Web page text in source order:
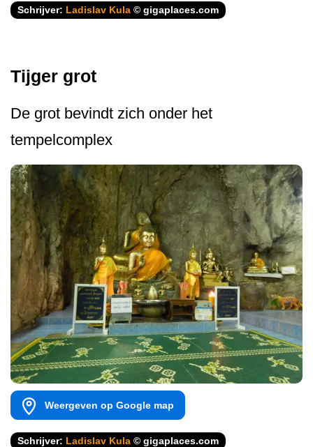
Schrijver: Ladislav Kula © gigaplaces.com
Tijger grot
De grot bevindt zich onder het
tempelcomplex
Weergeven op Google map
Schrijver: Ladislav Kula © gigaplaces.com